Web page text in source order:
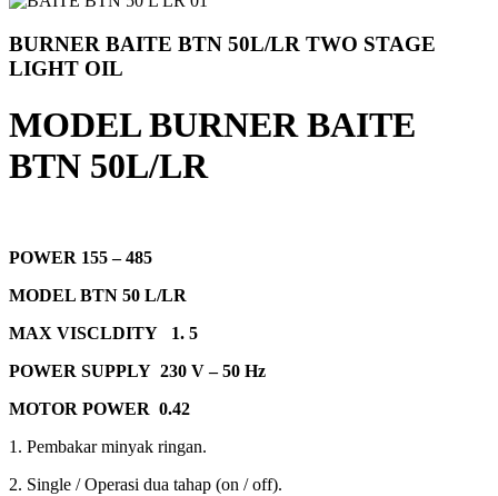
BURNER BAITE BTN 50L/LR TWO STAGE
LIGHT OIL
MODEL BURNER BAITE
BTN 50L/LR
POWER 155 – 485
MODEL BTN 50 L/LR
MAX VISCLDITY 1. 5
POWER SUPPLY 230 V – 50 Hz
MOTOR POWER 0.42
1. Pembakar minyak ringan.
2. Single / Operasi dua tahap (on / off).